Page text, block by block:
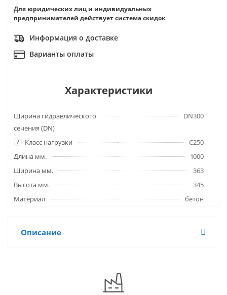
Для юридических лиц и индивидуальных
предпринимателей действует система скидок
Информация о доставке
Варианты оплаты
Характеристики
Ширина гидравлического
сечения (DN)
DN300
? Класс нагрузки
C250
Длина мм.
1000
Ширина мм.
363
Высота мм.
345
Материал
бетон
Описание